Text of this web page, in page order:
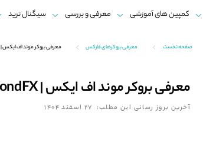
کمپین های آموزشی معرفی و بررسی سیگنال ترید
صفحه نخست معرفی بروکرهای فارکس معرفی بروکر موند اف ایکس | MondFX
معرفی بروکر موند اف ایکس | MondFX
آخرین بروز رسانی این مطلب: 27 اسفند 1404